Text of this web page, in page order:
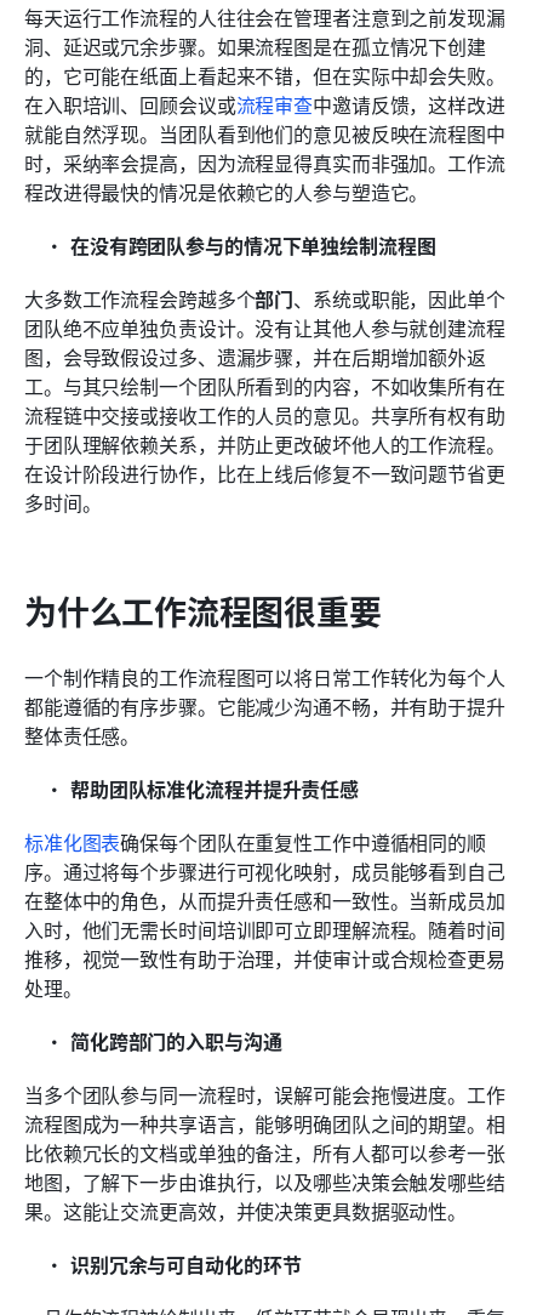
每天运行工作流程的人往往会在管理者注意到之前发现漏
洞、延迟或冗余步骤。如果流程图是在孤立情况下创建
的，它可能在纸面上看起来不错，但在实际中却会失败。
在入职培训、回顾会议或流程审查中邀请反馈，这样改进
就能自然浮现。当团队看到他们的意见被反映在流程图中
时，采纳率会提高，因为流程显得真实而非强加。工作流
程改进得最快的情况是依赖它的人参与塑造它。
在没有跨团队参与的情况下单独绘制流程图
大多数工作流程会跨越多个部门、系统或职能，因此单个
团队绝不应单独负责设计。没有让其他人参与就创建流程
图，会导致假设过多、遗漏步骤，并在后期增加额外返
工。与其只绘制一个团队所看到的内容，不如收集所有在
流程链中交接或接收工作的人员的意见。共享所有权有助
于团队理解依赖关系，并防止更改破坏他人的工作流程。
在设计阶段进行协作，比在上线后修复不一致问题节省更
多时间。
为什么工作流程图很重要
一个制作精良的工作流程图可以将日常工作转化为每个人
都能遵循的有序步骤。它能减少沟通不畅，并有助于提升
整体责任感。
帮助团队标准化流程并提升责任感
标准化图表确保每个团队在重复性工作中遵循相同的顺
序。通过将每个步骤进行可视化映射，成员能够看到自己
在整体中的角色，从而提升责任感和一致性。当新成员加
入时，他们无需长时间培训即可立即理解流程。随着时间
推移，视觉一致性有助于治理，并使审计或合规检查更易
处理。
简化跨部门的入职与沟通
当多个团队参与同一流程时，误解可能会拖慢进度。工作
流程图成为一种共享语言，能够明确团队之间的期望。相
比依赖冗长的文档或单独的备注，所有人都可以参考一张
地图，了解下一步由谁执行，以及哪些决策会触发哪些结
果。这能让交流更高效，并使决策更具数据驱动性。
识别冗余与可自动化的环节